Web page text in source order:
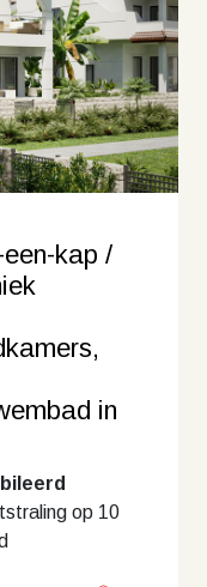
kap /
in
op 10